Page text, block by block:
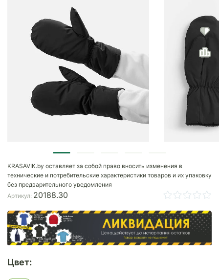
KRASAVIK.by оставляет за собой право вносить изменения в
технические и потребительские характеристики товаров и их упаковку
без предварительного уведомления
Артикул: 20188.30
Цвет: